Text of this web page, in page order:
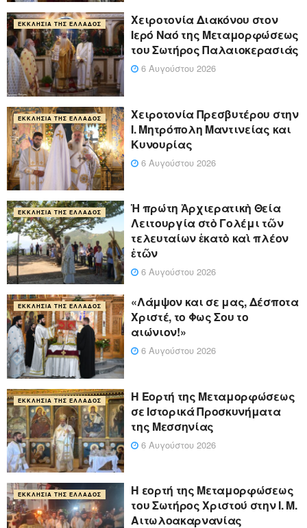
ΕΚΚΛΗΣΊΑ ΤΗΣ ΕΛΛΆΔΟΣ
Χειροτονία Διακόνου στον
Ιερό Ναό της Μεταμορφώσεως
του Σωτήρος Παλαιοκερασιάς
6 Αυγούστου 2026
ΕΚΚΛΗΣΊΑ ΤΗΣ ΕΛΛΆΔΟΣ
Xειροτονία Πρεσβυτέρου στην
Ι. Μητρόπολη Μαντινείας και
Κυνουρίας
6 Αυγούστου 2026
ΕΚΚΛΗΣΊΑ ΤΗΣ ΕΛΛΆΔΟΣ
Ἡ πρώτη Ἀρχιερατικὴ Θεία
Λειτουργία στὸ Γολέμι τῶν
τελευταίων ἑκατὸ καὶ πλέον
ἐτῶν
6 Αυγούστου 2026
ΕΚΚΛΗΣΊΑ ΤΗΣ ΕΛΛΆΔΟΣ
«Λάμψον και σε μας, Δέσποτα
Χριστέ, το Φως Σου το
αιώνιον!»
6 Αυγούστου 2026
ΕΚΚΛΗΣΊΑ ΤΗΣ ΕΛΛΆΔΟΣ
Η Εορτή της Μεταμορφώσεως
σε Ιστορικά Προσκυνήματα
της Μεσσηνίας
6 Αυγούστου 2026
ΕΚΚΛΗΣΊΑ ΤΗΣ ΕΛΛΆΔΟΣ
Η εορτή της Μεταμορφώσεως
του Σωτήρος Χριστού στην Ι. Μ.
Αιτωλοακαρνανίας